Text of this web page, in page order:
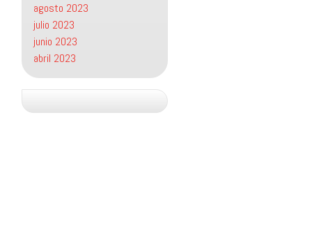
agosto 2023
julio 2023
junio 2023
abril 2023